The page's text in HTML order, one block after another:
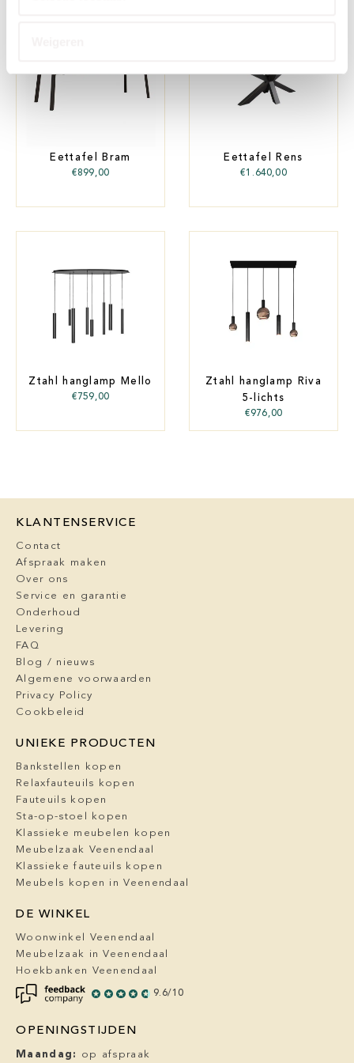
Eettafel Bram
€899,00
Eettafel Rens
€1.640,00
Ztahl hanglamp Mello
€759,00
Ztahl hanglamp Riva
5-lichts
€976,00
KLANTENSERVICE
Contact
Afspraak maken
Over ons
Service en garantie
Onderhoud
Levering
FAQ
Blog / nieuws
Algemene voorwaarden
Privacy Policy
Cookbeleid
UNIEKE PRODUCTEN
Bankstellen kopen
Relaxfauteuils kopen
Fauteuils kopen
Sta-op-stoel kopen
Klassieke meubelen kopen
Meubelzaak Veenendaal
Klassieke fauteuils kopen
Meubels kopen in Veenendaal
DE WINKEL
Woonwinkel Veenendaal
Meubelzaak in Veenendaal
Hoekbanken Veenendaal
9.6/10
OPENINGSTIJDEN
Maandag: op afspraak